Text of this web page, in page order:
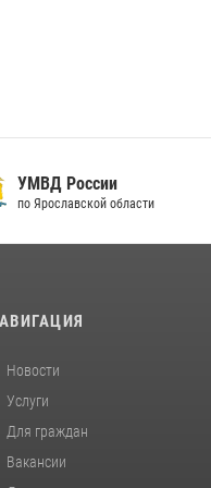
УМВД России
по Ярославской области
Новости
Услуги
Для граждан
Вакансии